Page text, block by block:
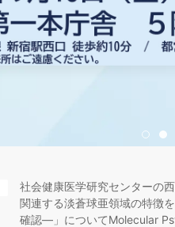
社会健康医学研究センターの
関連する淡蒼球亜領域の特徴
確認―」についてMolecular